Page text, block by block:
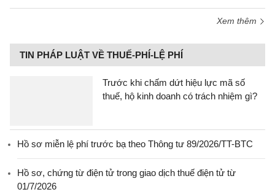
Xem thêm
TIN PHÁP LUẬT VỀ THUẾ-PHÍ-LỆ PHÍ
Trước khi chấm dứt hiệu lực mã số
thuế, hộ kinh doanh có trách nhiệm gì?
Hồ sơ miễn lệ phí trước bạ theo Thông tư 89/2026/TT-BTC
Hồ sơ, chứng từ điện tử trong giao dịch thuế điện tử từ
01/7/2026